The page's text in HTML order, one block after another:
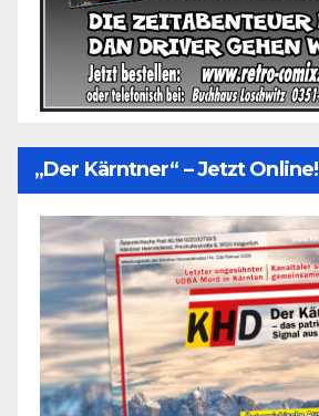
„Der Kärntner“ – Jetzt Online!